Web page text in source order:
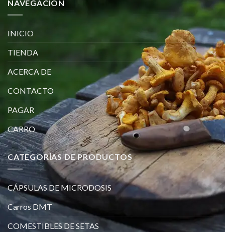
NAVEGACIÓN
INICIO
TIENDA
ACERCA DE
CONTACTO
PAGAR
CARRO
CATEGORÍAS DE PRODUCTOS
CÁPSULAS DE MICRODOSIS
Carros DMT
COMESTIBLES DE SETAS